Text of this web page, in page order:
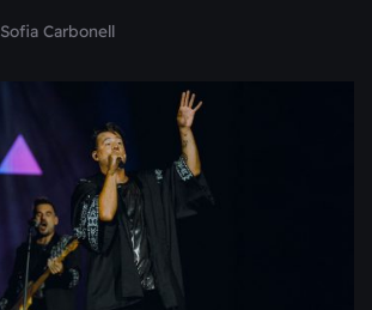
Sofia Carbonell